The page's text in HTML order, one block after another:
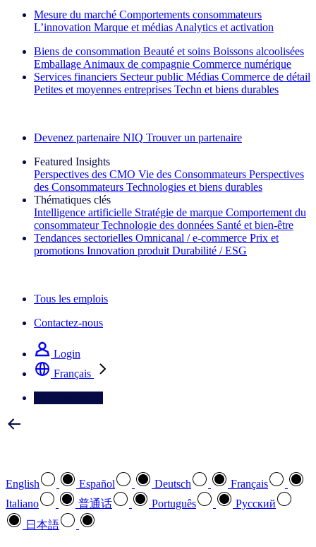
Mesure du marché Comportements consommateurs
L’innovation Marque et médias Analytics et activation
Biens de consommation Beauté et soins Boissons alcoolisées
Emballage Animaux de compagnie Commerce numérique
Services financiers Secteur public Médias Commerce de détail
Petites et moyennes entreprises Techn et biens durables
Devenez partenaire NIQ Trouver un partenaire
Featured Insights
Perspectives des CMO Vie des Consommateurs Perspectives
des Consommateurs Technologies et biens durables
Thématiques clés
Intelligence artificielle Stratégie de marque Comportement du
consommateur Technologie des données Santé et bien‑être
Tendances sectorielles Omnicanal / e‑commerce Prix et
promotions Innovation produit Durabilité / ESG
Tous les emplois
Contactez-nous
Login
Français
English Español Deutsch
Français
Italiano
普通话 Português
Pусский
日本語